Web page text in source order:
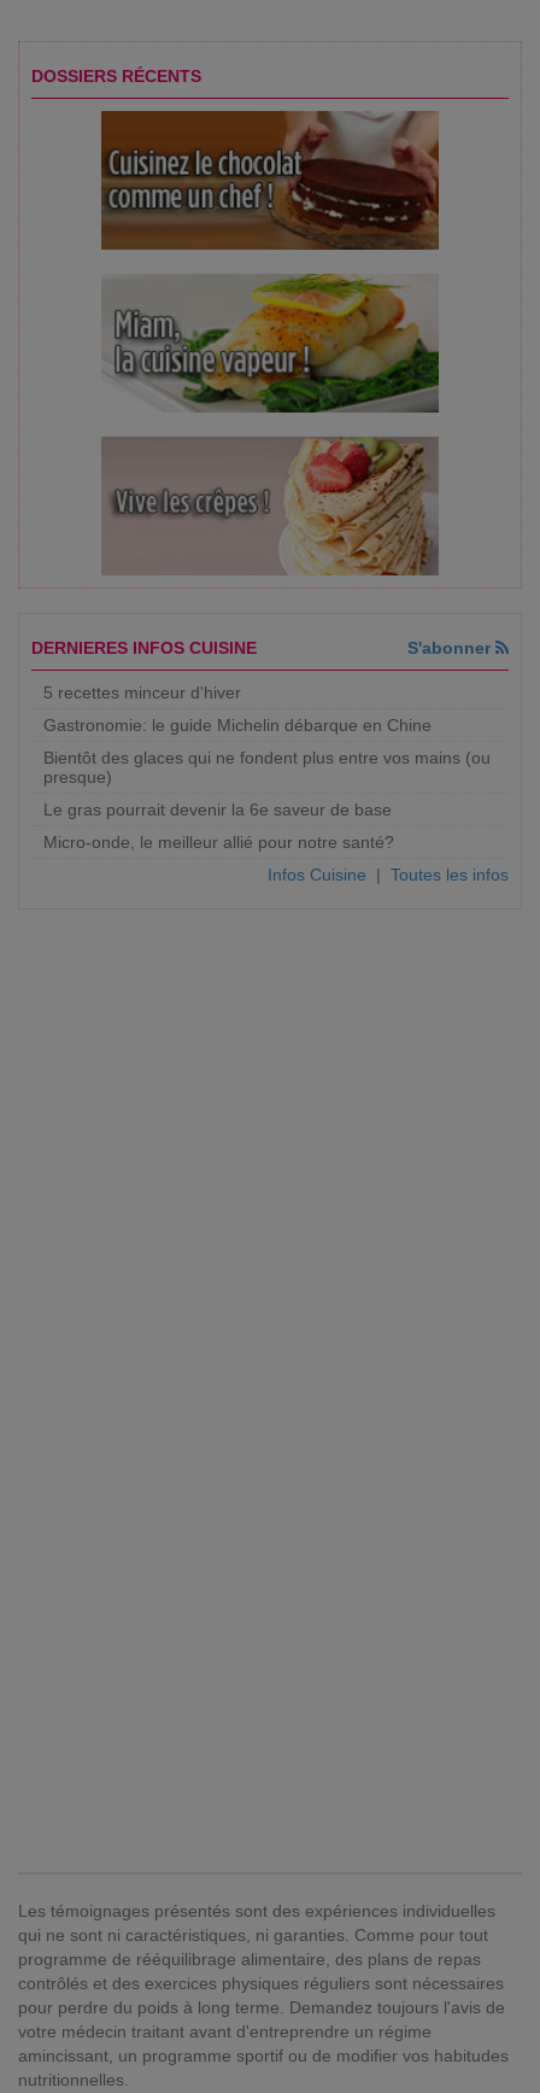
DOSSIERS RÉCENTS
DERNIERES INFOS CUISINE S'abonner
5 recettes minceur d'hiver
Gastronomie: le guide Michelin débarque en Chine
Bientôt des glaces qui ne fondent plus entre vos mains (ou
presque)
Le gras pourrait devenir la 6e saveur de base
Micro-onde, le meilleur allié pour notre santé?
Infos Cuisine | Toutes les infos
Les témoignages présentés sont des expériences individuelles
qui ne sont ni caractéristiques, ni garanties. Comme pour tout
programme de rééquilibrage alimentaire, des plans de repas
contrôlés et des exercices physiques réguliers sont nécessaires
pour perdre du poids à long terme. Demandez toujours l'avis de
votre médecin traitant avant d'entreprendre un régime
amincissant, un programme sportif ou de modifier vos habitudes
nutritionnelles.